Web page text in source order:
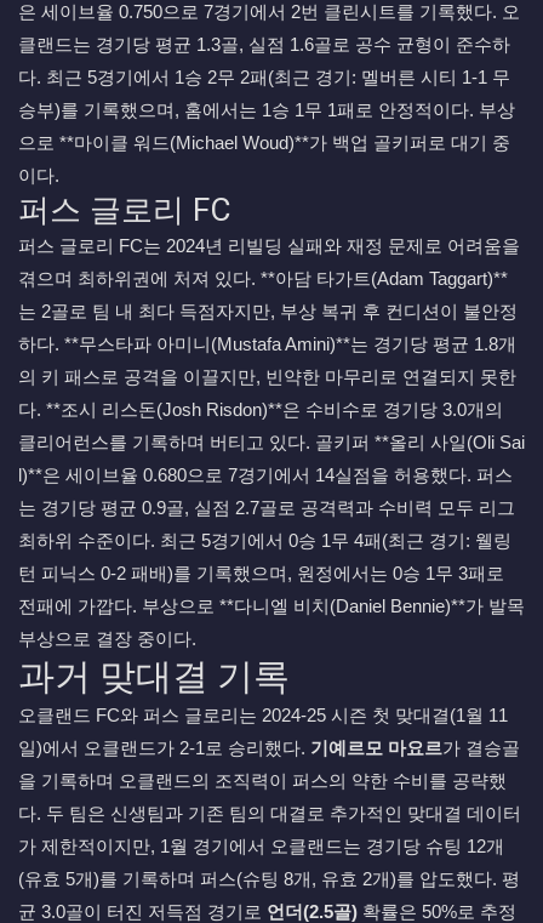
은 세이브율 0.750으로 7경기에서 2번 클린시트를 기록했다. 오
클랜드는 경기당 평균 1.3골, 실점 1.6골로 공수 균형이 준수하
다. 최근 5경기에서 1승 2무 2패(최근 경기: 멜버른 시티 1-1 무
승부)를 기록했으며, 홈에서는 1승 1무 1패로 안정적이다. 부상
으로 **마이클 워드(Michael Woud)**가 백업 골키퍼로 대기 중
이다.
퍼스 글로리 FC
퍼스 글로리 FC는 2024년 리빌딩 실패와 재정 문제로 어려움을
겪으며 최하위권에 처져 있다. **아담 타가트(Adam Taggart)**
는 2골로 팀 내 최다 득점자지만, 부상 복귀 후 컨디션이 불안정
하다. **무스타파 아미니(Mustafa Amini)**는 경기당 평균 1.8개
의 키 패스로 공격을 이끌지만, 빈약한 마무리로 연결되지 못한
다. **조시 리스돈(Josh Risdon)**은 수비수로 경기당 3.0개의
클리어런스를 기록하며 버티고 있다. 골키퍼 **올리 사일(Oli Sai
l)**은 세이브율 0.680으로 7경기에서 14실점을 허용했다. 퍼스
는 경기당 평균 0.9골, 실점 2.7골로 공격력과 수비력 모두 리그
최하위 수준이다. 최근 5경기에서 0승 1무 4패(최근 경기: 웰링
턴 피닉스 0-2 패배)를 기록했으며, 원정에서는 0승 1무 3패로
전패에 가깝다. 부상으로 **다니엘 비치(Daniel Bennie)**가 발목
부상으로 결장 중이다.
과거 맞대결 기록
오클랜드 FC와 퍼스 글로리는 2024-25 시즌 첫 맞대결(1월 11
일)에서 오클랜드가 2-1로 승리했다. 기예르모 마요르가 결승골
을 기록하며 오클랜드의 조직력이 퍼스의 약한 수비를 공략했
다. 두 팀은 신생팀과 기존 팀의 대결로 추가적인 맞대결 데이터
가 제한적이지만, 1월 경기에서 오클랜드는 경기당 슈팅 12개
(유효 5개)를 기록하며 퍼스(슈팅 8개, 유효 2개)를 압도했다. 평
균 3.0골이 터진 저득점 경기로 언더(2.5골) 확률은 50%로 추정